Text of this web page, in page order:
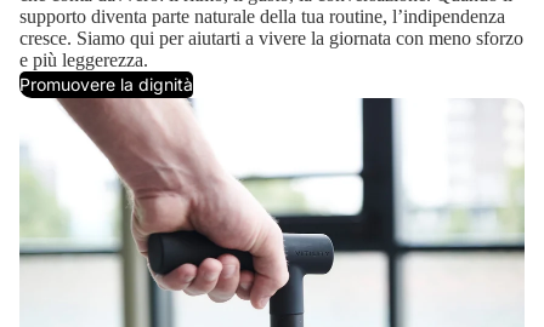
supporto diventa parte naturale della tua routine, l’indipendenza
cresce. Siamo qui per aiutarti a vivere la giornata con meno sforzo
e più leggerezza.
Promuovere la dignità